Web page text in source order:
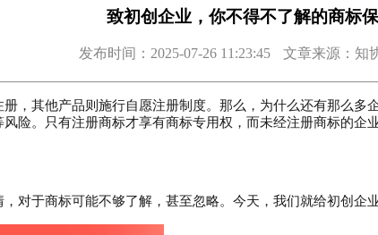
致初创企业，你不得不了解的商标
发布时间：2025-07-26 11:23:45 文章来源：知
，其他产品则施行自愿注册制度。那么，为什么还有那么
险。只有注册商标才享有商标专用权，而未经注册商标的
对于商标可能不够了解，甚至忽略。今天，我们就给初创企